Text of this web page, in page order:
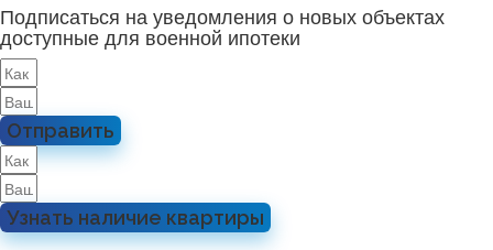
Подписаться на уведомления о новых объектах
доступные для военной ипотеки
Отправить
Узнать наличие квартиры